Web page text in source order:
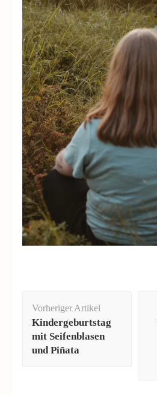
Vorheriger Artikel
Kindergeburtstag
mit Seifenblasen
und Piñata